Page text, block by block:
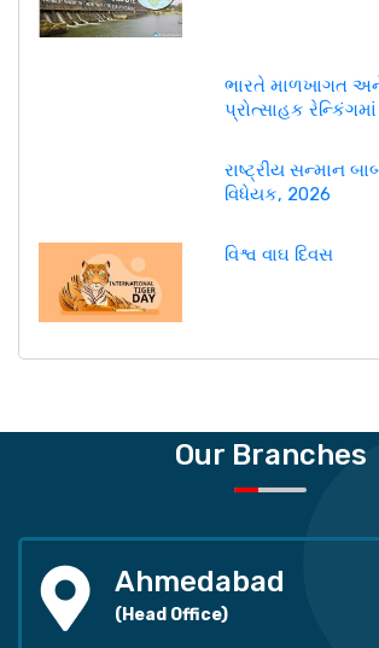
ભારતે માળખાગત અને
પ્રોત્સાહક રેન્કિંગમાં
રાષ્ટ્રીય સન્માન
વિધેયક, 2026
વિશ્વ વાઘ દિવસ
Our Branches
Ahmedabad
(Head Office)